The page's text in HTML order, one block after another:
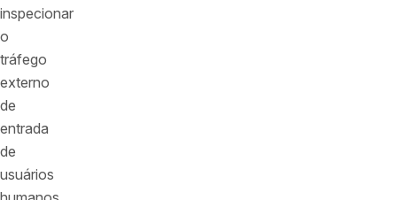
inspecionar
o
tráfego
externo
de
entrada
de
usuários